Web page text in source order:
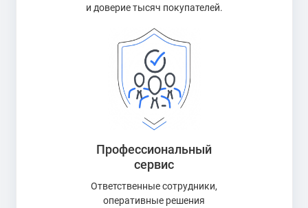
и доверие тысяч покупателей.
Профессиональный
сервис
Ответственные сотрудники,
оперативные решения